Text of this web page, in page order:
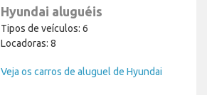
Hyundai aluguéis
Tipos de veículos: 6
Locadoras: 8
Veja os carros de aluguel de Hyundai